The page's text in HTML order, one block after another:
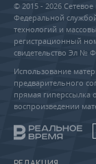
© 2015 - 2026
Федеральной
технологий и
регистрационный
свидетельство Эл №
Использование
предварительного
прямая гиперссылка
воспроизведении